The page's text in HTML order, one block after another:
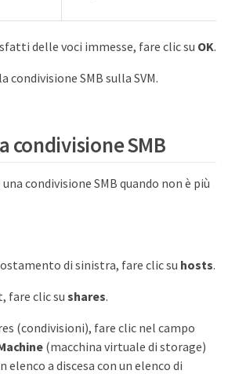
delle voci immesse, fare clic su OK.
condivisione SMB sulla SVM.
condivisione SMB
condivisione SMB quando non è più
di sinistra, fare clic su hosts.
fare clic sushares.
(condivisioni), fare clic nel campo
(macchina virtuale di storage)
elenco a discesa con un elenco di